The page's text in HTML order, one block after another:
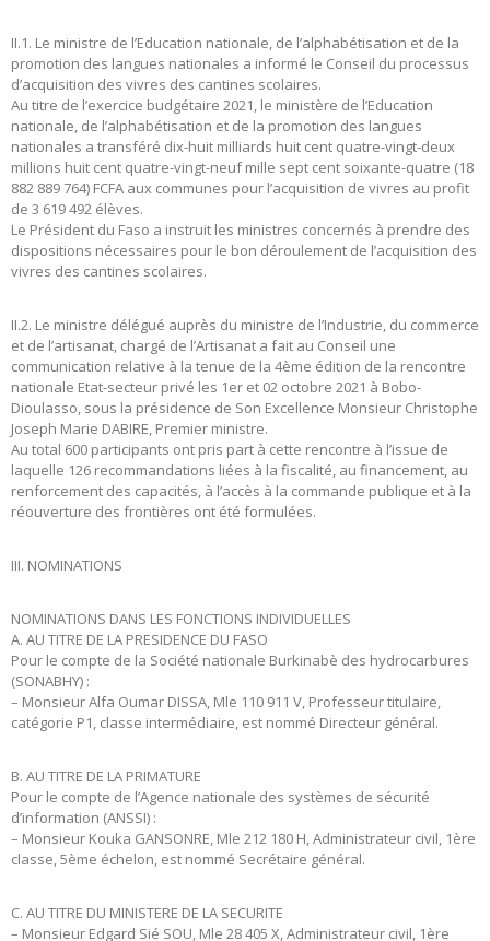
II.1. Le ministre de l’Education nationale, de l’alphabétisation et de la
promotion des langues nationales a informé le Conseil du processus
d’acquisition des vivres des cantines scolaires.
Au titre de l’exercice budgétaire 2021, le ministère de l’Education
nationale, de l’alphabétisation et de la promotion des langues
nationales a transféré dix-huit milliards huit cent quatre-vingt-deux
millions huit cent quatre-vingt-neuf mille sept cent soixante-quatre (18
882 889 764) FCFA aux communes pour l’acquisition de vivres au profit
de 3 619 492 élèves.
Le Président du Faso a instruit les ministres concernés à prendre des
dispositions nécessaires pour le bon déroulement de l’acquisition des
vivres des cantines scolaires.
II.2. Le ministre délégué auprès du ministre de l’Industrie, du commerce
et de l’artisanat, chargé de l’Artisanat a fait au Conseil une
communication relative à la tenue de la 4ème édition de la rencontre
nationale Etat-secteur privé les 1er et 02 octobre 2021 à Bobo-
Dioulasso, sous la présidence de Son Excellence Monsieur Christophe
Joseph Marie DABIRE, Premier ministre.
Au total 600 participants ont pris part à cette rencontre à l’issue de
laquelle 126 recommandations liées à la fiscalité, au financement, au
renforcement des capacités, à l’accès à la commande publique et à la
réouverture des frontières ont été formulées.
III. NOMINATIONS
NOMINATIONS DANS LES FONCTIONS INDIVIDUELLES
A. AU TITRE DE LA PRESIDENCE DU FASO
Pour le compte de la Société nationale Burkinabè des hydrocarbures
(SONABHY) :
– Monsieur Alfa Oumar DISSA, Mle 110 911 V, Professeur titulaire,
catégorie P1, classe intermédiaire, est nommé Directeur général.
B. AU TITRE DE LA PRIMATURE
Pour le compte de l’Agence nationale des systèmes de sécurité
d’information (ANSSI) :
– Monsieur Kouka GANSONRE, Mle 212 180 H, Administrateur civil, 1ère
classe, 5ème échelon, est nommé Secrétaire général.
C. AU TITRE DU MINISTERE DE LA SECURITE
– Monsieur Edgard Sié SOU, Mle 28 405 X, Administrateur civil, 1ère